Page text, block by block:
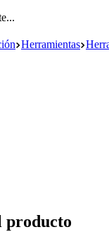
Herramientas
producto